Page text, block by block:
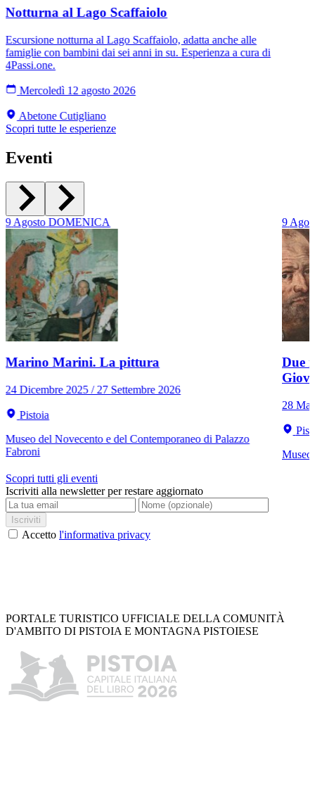
Notturna al Lago Scaffaiolo
Escursione notturna al Lago Scaffaiolo, adatta anche alle
famiglie con bambini dai sei anni in su. Esperienza a cura di
4Passi.one.
Mercoledì 12 agosto 2026
Abetone Cutigliano
Scopri tutte le esperienze
Eventi
9Agosto DOMENICA
Marino Marini. La pittura
24 Dicembre 2025 / 27 Settembre 2026
Pistoia
Museo del Novecento e del Contemporaneo di Palazzo
Fabroni
9
Due
28
Museo
Scopri tutti gli eventi
Iscriviti alla newsletter per restare aggiornato
Iscriviti
Accetto l'informativa privacy
PORTALE TURISTICO UFFICIALE DELLA COMUNITÀ
D'AMBITO DI PISTOIA E MONTAGNA PISTOIESE